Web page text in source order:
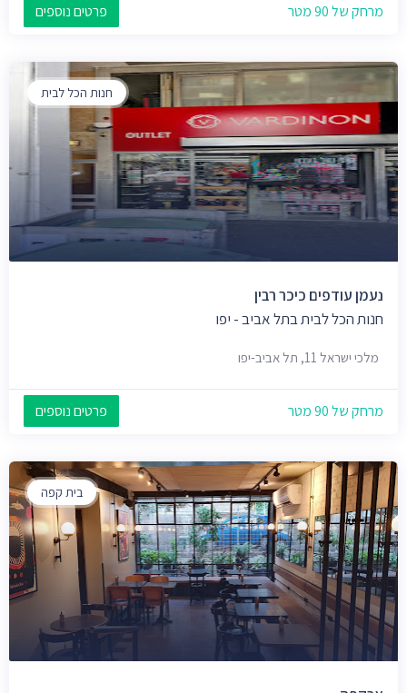
מרחק של 90 מטר פרטים נוספים
חנות הכל לבית
נעמן עודפים כיכר רבין
חנות הכל לבית בתל אביב - יפו
מלכי ישראל 11, תל אביב-יפו
מרחק של 90 מטר פרטים נוספים
בית קפה